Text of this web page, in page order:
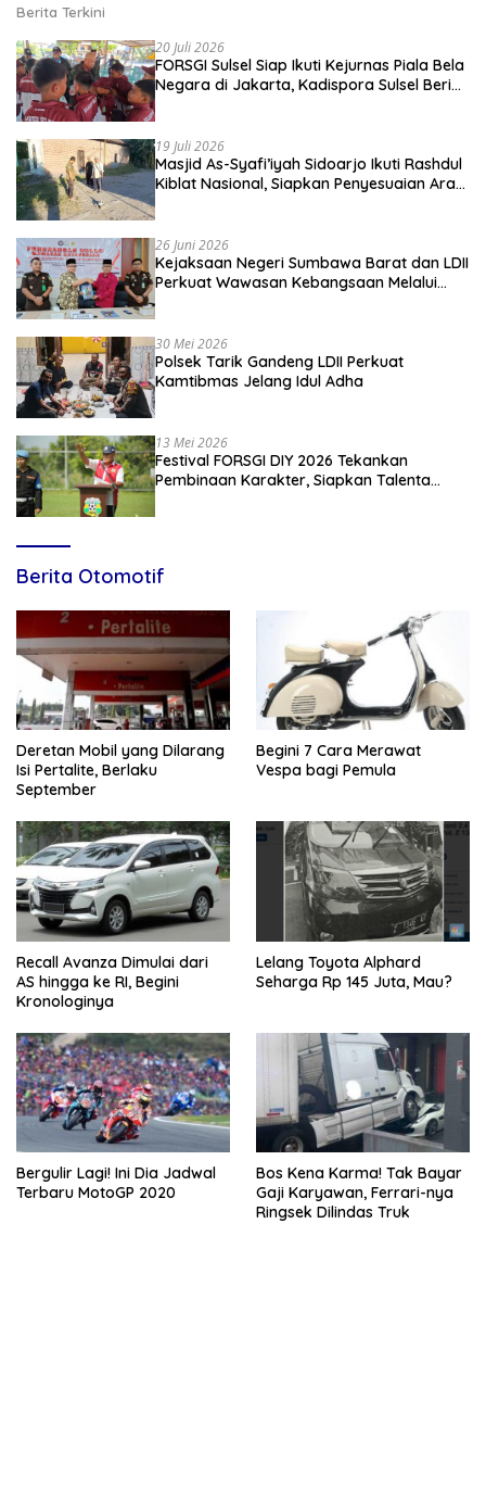
Berita Terkini
20 Juli 2026
FORSGI Sulsel Siap Ikuti Kejurnas Piala Bela
Negara di Jakarta, Kadispora Sulsel Beri
19 Juli 2026
Masjid As-Syafi’iyah Sidoarjo Ikuti Rashdul
Kiblat Nasional, Siapkan Penyesuaian Arah
26 Juni 2026
Kejaksaan Negeri Sumbawa Barat dan LDII
Perkuat Wawasan Kebangsaan Melalui
30 Mei 2026
Polsek Tarik Gandeng LDII Perkuat
Kamtibmas Jelang Idul Adha
13 Mei 2026
Festival FORSGI DIY 2026 Tekankan
Pembinaan Karakter, Siapkan Talenta
Berita Otomotif
Deretan Mobil yang Dilarang
Isi Pertalite, Berlaku
September
Begini 7 Cara Merawat
Vespa bagi Pemula
Recall Avanza Dimulai dari
AS hingga ke RI, Begini
Kronologinya
Lelang Toyota Alphard
Seharga Rp 145 Juta, Mau?
Bergulir Lagi! Ini Dia Jadwal
Terbaru MotoGP 2020
Bos Kena Karma! Tak Bayar
Gaji Karyawan, Ferrari-nya
Ringsek Dilindas Truk